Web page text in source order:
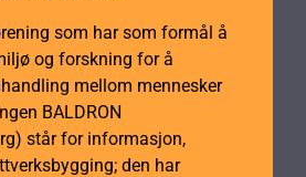
som har som formål å
og forskning for å
mellom mennesker
BALDRON
står for informasjon,
den har